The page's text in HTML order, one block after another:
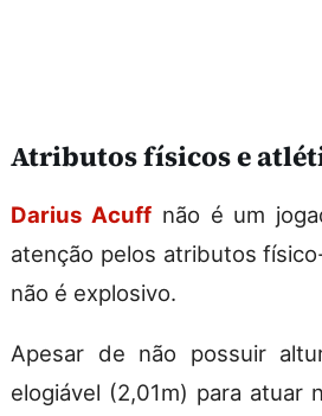
Atributos físicos e
Darius Acuffnão é um
atenção pelos atributos
não é explosivo.
Apesar de não possuir
elogiável (2,01m) para atuar